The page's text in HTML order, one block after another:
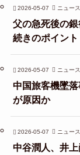
2026-05-07 ニュース
父の急死後の
続きのポイント
2026-05-07 ニュース
中国旅客機墜
が原因か
2026-05-07 ニュース
中谷潤人、井